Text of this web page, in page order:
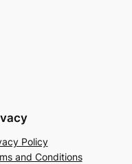
Policy
and Conditions